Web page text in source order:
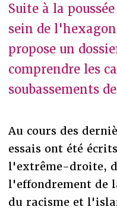
Suite à la
sein de
propose un
comprendre les
soubassements
Au cours des
essais ont été
l'extrême-droite,
l'effondrement de
du racisme et